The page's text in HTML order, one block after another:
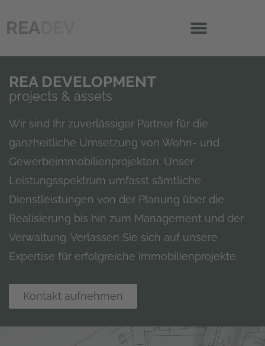
REA
REA DEVELOPMENT
projects & assets
Wir sind Ihr zuverlässiger Partner für die
ganzheitliche Umsetzung von Wohn- und
Gewerbeimmobilienprojekten. Unser
Leistungsspektrum umfasst sämtliche
Dienstleistungen von der Planung über die
Realisierung bis hin zum Management und der
Verwaltung. Verlassen Sie sich auf unsere
Expertise für erfolgreiche Immobilienprojekte.
Kontakt aufnehmen